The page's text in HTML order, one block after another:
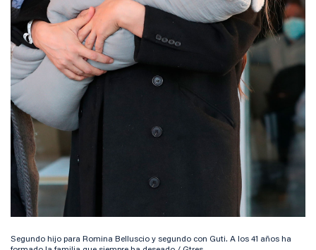
Segundo hijo para Romina Belluscio y segundo con Guti. A los 41 años ha